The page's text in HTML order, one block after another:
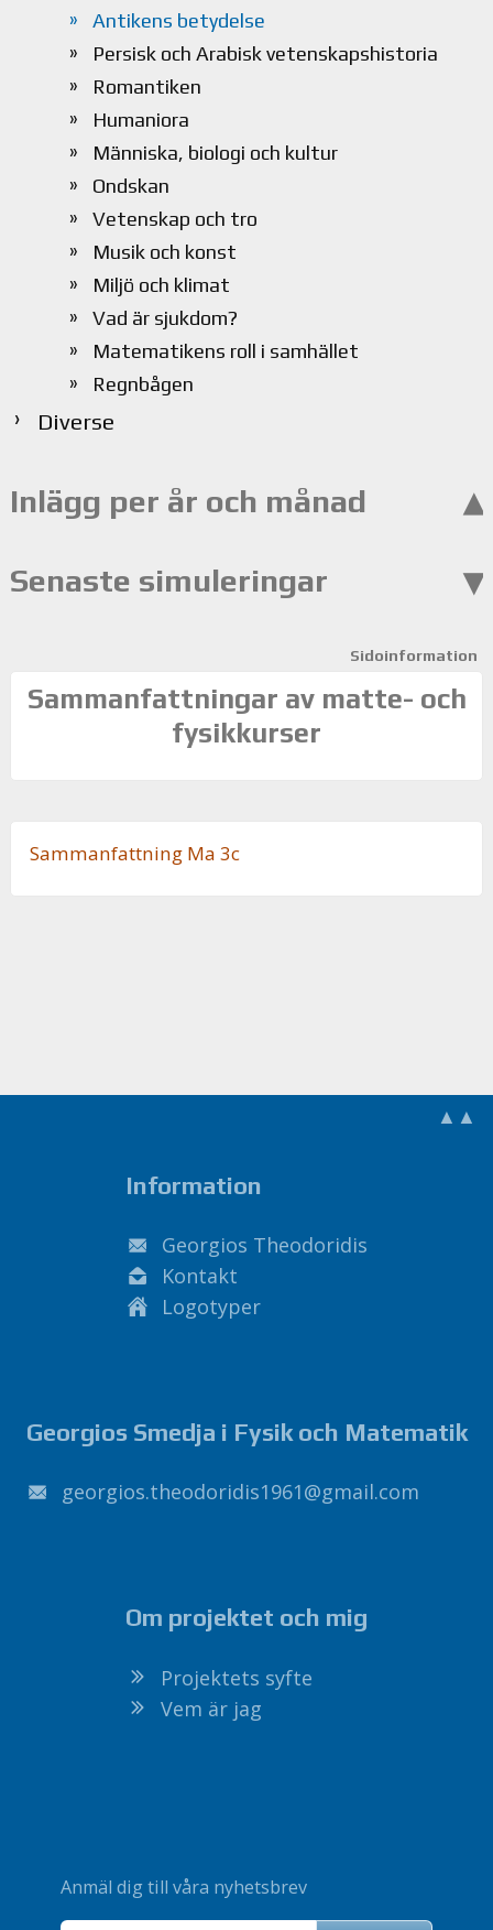
Antikens betydelse
Persisk och Arabisk vetenskapshistoria
Romantiken
Humaniora
Människa, biologi och kultur
Ondskan
Vetenskap och tro
Musik och konst
Miljö och klimat
Vad är sjukdom?
Matematikens roll i samhället
Regnbågen
Diverse
Inlägg per år och månad
Senaste simuleringar
Sidoinformation
Sammanfattningar av matte- och
fysikkurser
Sam­man­fatt­ning Ma 3c
▲▲
Information
Georgios Theodoridis
Kontakt
Logotyper
Georgios Smedja i Fysik och Matematik
moc
.
liamg
@
1691sidirodoeht.soigroeg
Om projektet och mig
Projektets syfte
Vem är jag
Anmäl dig till våra nyhetsbrev